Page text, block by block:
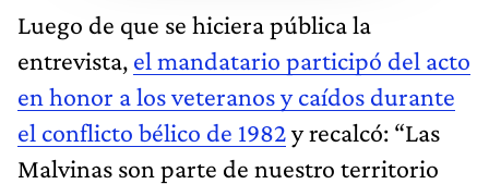
Luego de que se hiciera pública la
entrevista, el mandatario participó del acto
en honor a los veteranos y caídos durante
el conflicto bélico de 1982y recalcó: “Las
Malvinas son parte de nuestro territorio